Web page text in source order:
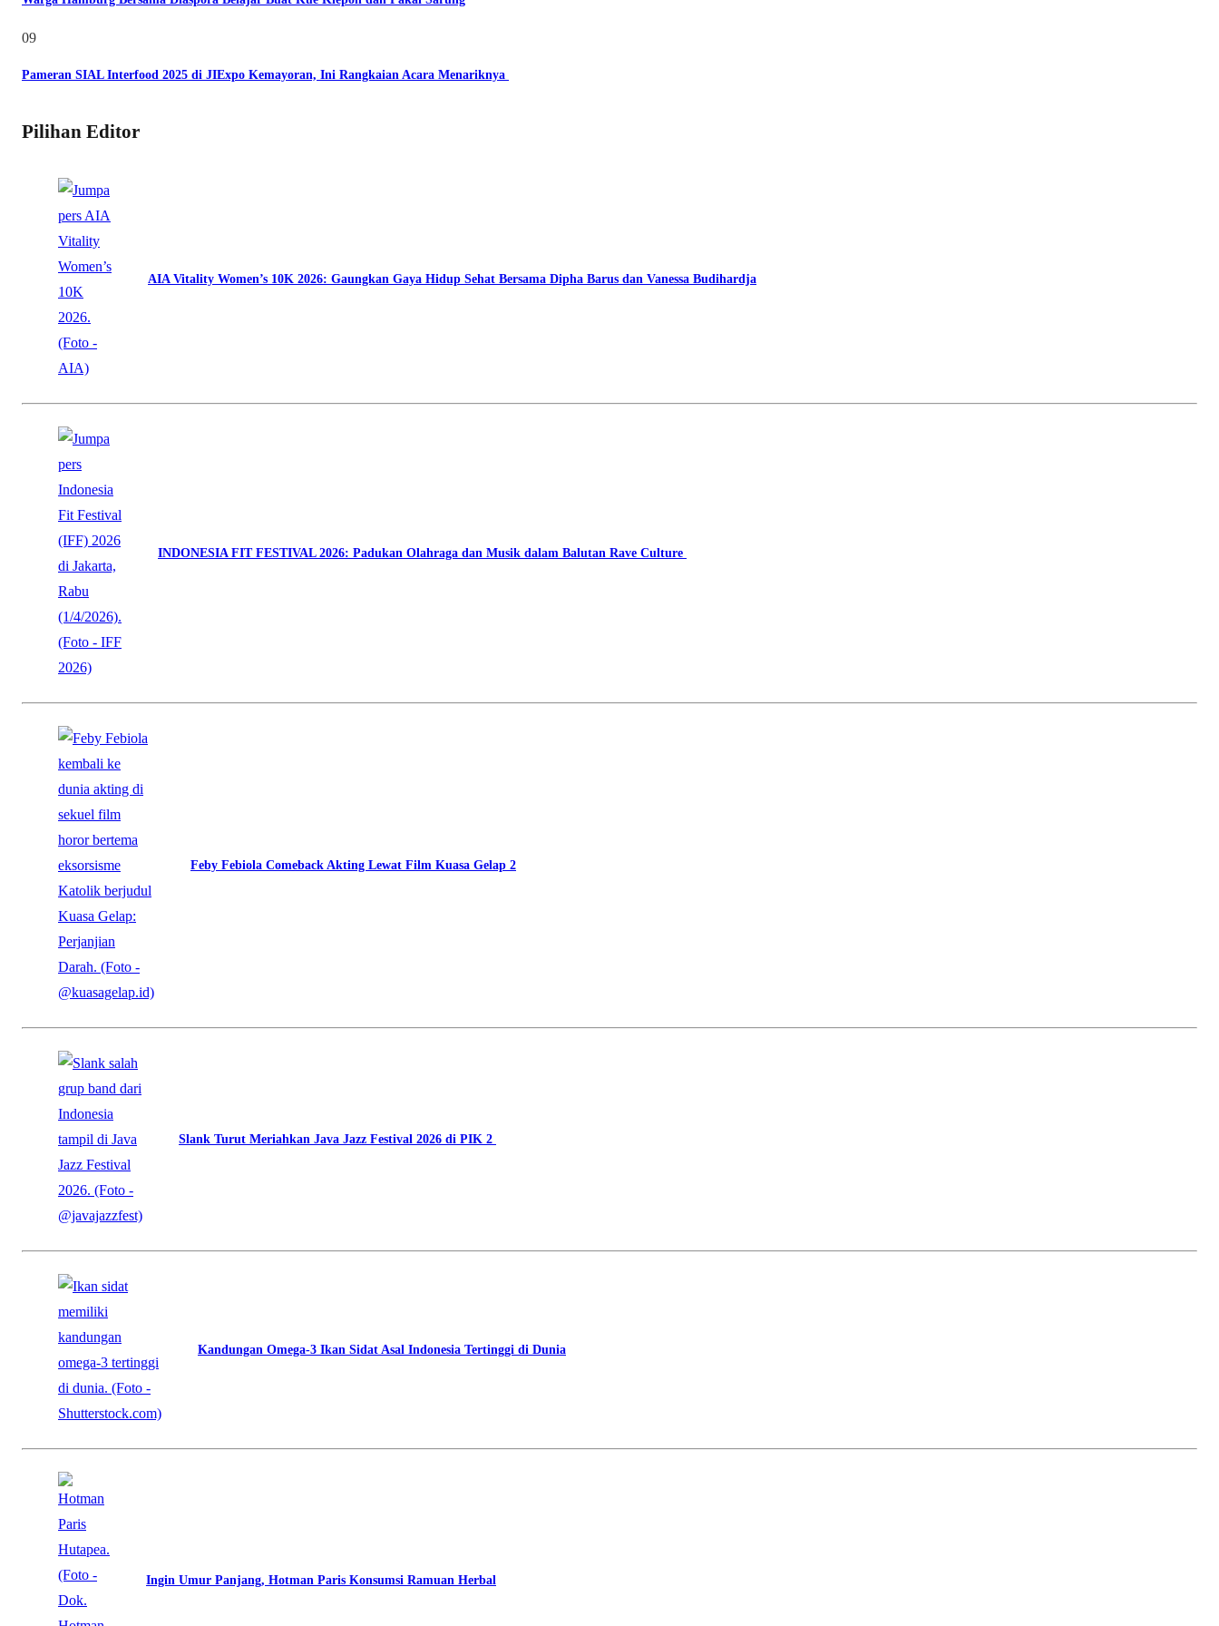
09
Pameran SIAL Interfood 2025 di JIExpo Kemayoran, Ini Rangkaian Acara Menariknya
Pilihan Editor
AIA Vitality Women’s 10K 2026: Gaungkan Gaya Hidup Sehat Bersama Dipha Barus dan Vanessa Budihardja
INDONESIA FIT FESTIVAL 2026: Padukan Olahraga dan Musik dalam Balutan Rave Culture
Feby Febiola Comeback Akting Lewat Film Kuasa Gelap 2
Slank Turut Meriahkan Java Jazz Festival 2026 di PIK 2
Kandungan Omega-3 Ikan Sidat Asal Indonesia Tertinggi di Dunia
Ingin Umur Panjang, Hotman Paris Konsumsi Ramuan Herbal